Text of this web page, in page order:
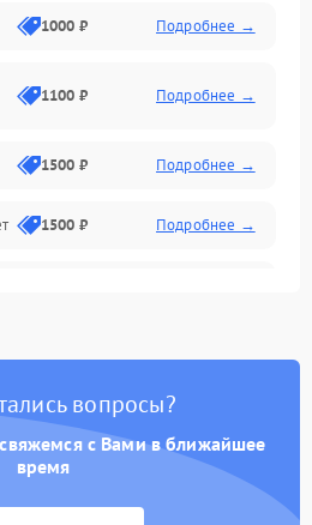
1000 ₽ Подробнее →
1100 ₽ Подробнее →
1500 ₽ Подробнее →
1500 ₽ Подробнее →
1500 ₽ Подробнее →
вопросы?
с Вами в ближайшее
время